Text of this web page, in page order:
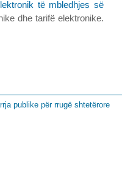
të mbledhjes së
dhe tarifë elektronike.
publike për rrugë shtetërore